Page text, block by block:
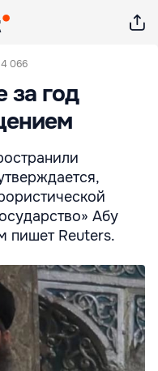
4 066
за год
Абу
пишет Reuters.